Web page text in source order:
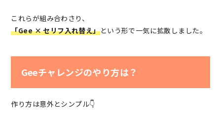
これらが組み合わさり、
「Gee × セリフ入れ替え」という形で一気に拡散しました。
Geeチャレンジのやり方は？
作り方は意外とシンプル👇